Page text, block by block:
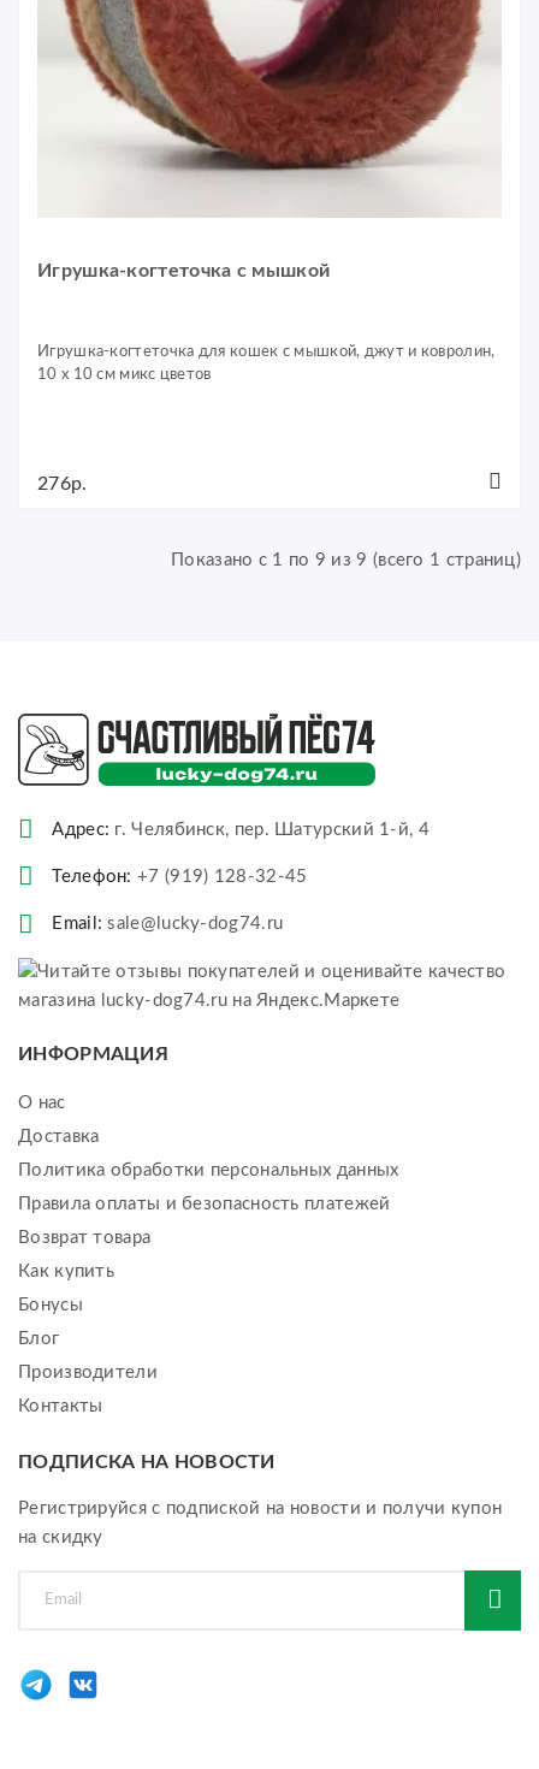
Игрушка-когтеточка с мышкой
Игрушка-когтеточка для кошек с мышкой, джут и ковролин,
10 х 10 см микс цветов
276р.
Показано с 1 по 9 из 9 (всего 1 страниц)
Адрес: г. Челябинск, пер. Шатурский 1-й, 4
Телефон: +7 (919) 128-32-45
Email: sale@lucky-dog74.ru
ИНФОРМАЦИЯ
О нас
Доставка
Политика обработки персональных данных
Правила оплаты и безопасность платежей
Возврат товара
Как купить
Бонусы
Блог
Производители
Контакты
ПОДПИСКА НА НОВОСТИ
Регистрируйся с подпиской на новости и получи купон
на скидку